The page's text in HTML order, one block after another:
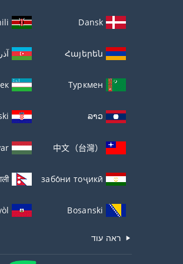
Dansk
Հայերեն
Туркмен
ລາວ
中文（台灣）
забо́ни тоҷикӣ́
Bosanski
ראה עוד